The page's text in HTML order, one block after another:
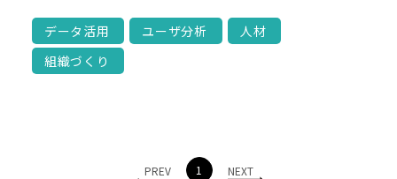
データ活用 ユーザ分析
人材
組織づくり
PREV 1 NEXT